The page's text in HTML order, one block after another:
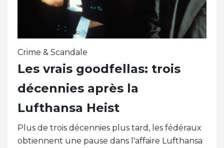
Crime & Scandale
Les vrais goodfellas: trois
décennies après la
Lufthansa Heist
Plus de trois décennies plus tard, les fédéraux
obtiennent une pause dans l'affaire Lufthansa